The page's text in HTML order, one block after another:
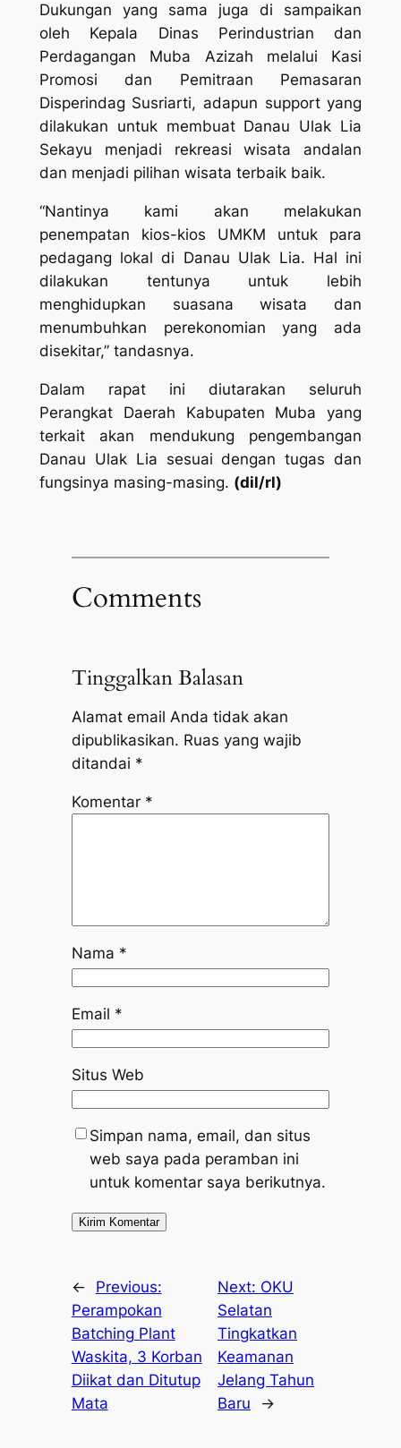
Dukungan yang sama juga di sampaikan
oleh Kepala Dinas Perindustrian dan
Perdagangan Muba Azizah melalui Kasi
Promosi dan Pemitraan Pemasaran
Disperindag Susriarti, adapun support yang
dilakukan untuk membuat Danau Ulak Lia
Sekayu menjadi rekreasi wisata andalan
dan menjadi pilihan wisata terbaik baik.
“Nantinya kami akan melakukan
penempatan kios-kios UMKM untuk para
pedagang lokal di Danau Ulak Lia. Hal ini
dilakukan tentunya untuk lebih
menghidupkan suasana wisata dan
menumbuhkan perekonomian yang ada
disekitar,” tandasnya.
Dalam rapat ini diutarakan seluruh
Perangkat Daerah Kabupaten Muba yang
terkait akan mendukung pengembangan
Danau Ulak Lia sesuai dengan tugas dan
fungsinya masing-masing. (dil/rl)
Comments
Tinggalkan Balasan
Alamat email Anda tidak akan
dipublikasikan. Ruas yang wajib
ditandai *
Komentar *
Nama *
Email *
Situs Web
Simpan nama, email, dan situs
web saya pada peramban ini
untuk komentar saya berikutnya.
←
Previous:
Perampokan
Batching Plant
Waskita, 3 Korban
Diikat dan Ditutup
Mata
Next: OKU
Selatan
Tingkatkan
Keamanan
Jelang Tahun
Baru
→